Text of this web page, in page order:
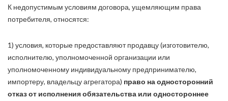
К недопустимым условиям договора, ущемляющим права
потребителя, относятся:
1) условия, которые предоставляют продавцу (изготовителю,
исполнителю, уполномоченной организации или
уполномоченному индивидуальному предпринимателю,
импортеру, владельцу агрегатора) право на односторонний
отказ от исполнения обязательства или одностороннее